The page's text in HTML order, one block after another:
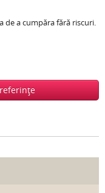
de a cumpăra fără riscuri.